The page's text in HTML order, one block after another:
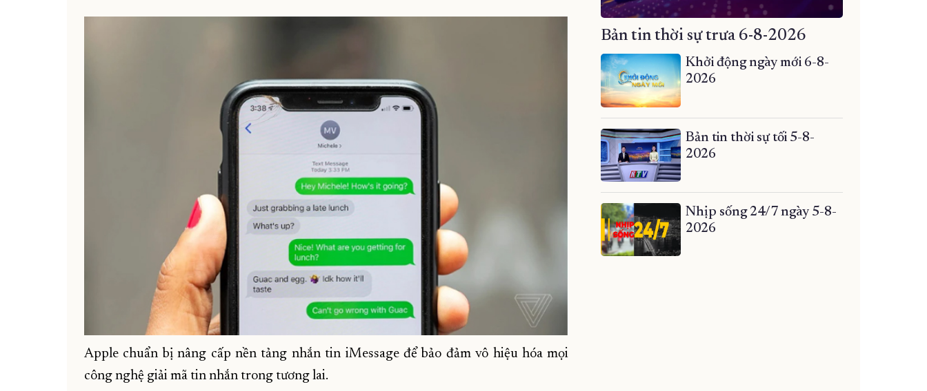
Apple chuẩn bị nâng cấp nền tảng nhắn tin iMessage để bảo đảm vô hiệu hóa mọi
công nghệ giải mã tin nhắn trong tương lai.
Bản tin thời sự trưa 6-8-2026
Khởi động ngày mới 6-8-
2026
Bản tin thời sự tối 5-8-
2026
Nhịp sống 24/7 ngày 5-8-
2026